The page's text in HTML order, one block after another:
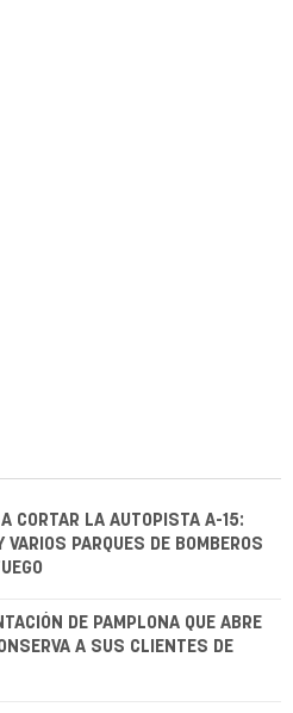
CORTAR LA AUTOPISTA A-15:
VARIOS PARQUES DE BOMBEROS
DE PAMPLONA QUE ABRE
A SUS CLIENTES DE